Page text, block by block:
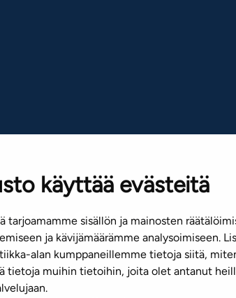
käyttää evästeitä
tarjoamamme sisällön ja mainosten
ja kävijämäärämme analysoimiseen.
alan kumppaneillemme tietoja siitä,
tietoja muihin tietoihin, joita olet antanut